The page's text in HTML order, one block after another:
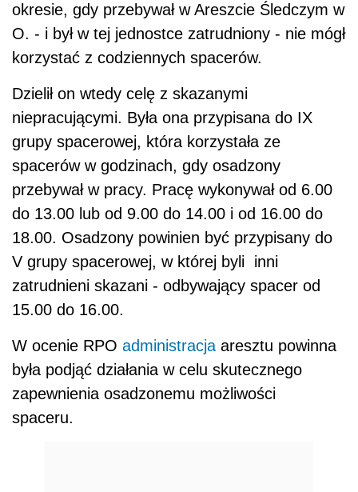
okresie, gdy przebywał w Areszcie Śledczym w
O. - i był w tej jednostce zatrudniony - nie mógł
korzystać z codziennych spacerów.
Dzielił on wtedy celę z skazanymi
niepracującymi. Była ona przypisana do IX
grupy spacerowej, która korzystała ze
spacerów w godzinach, gdy osadzony
przebywał w pracy. Pracę wykonywał od 6.00
do 13.00 lub od 9.00 do 14.00 i od 16.00 do
18.00. Osadzony powinien być przypisany do
V grupy spacerowej, w której byli inni
zatrudnieni skazani - odbywający spacer od
15.00 do 16.00.
W ocenie RPO administracja aresztu powinna
była podjąć działania w celu skutecznego
zapewnienia osadzonemu możliwości
spaceru.